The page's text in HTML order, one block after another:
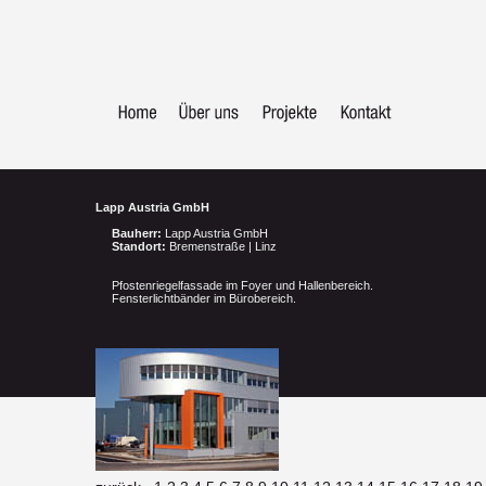
Lapp Austria GmbH
Bauherr: Lapp Austria GmbH
Standort: Bremenstraße | Linz
Pfostenriegelfassade im Foyer und Hallenbereich.
Fensterlichtbänder im Bürobereich.